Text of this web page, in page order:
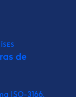
de
ISO-3166.